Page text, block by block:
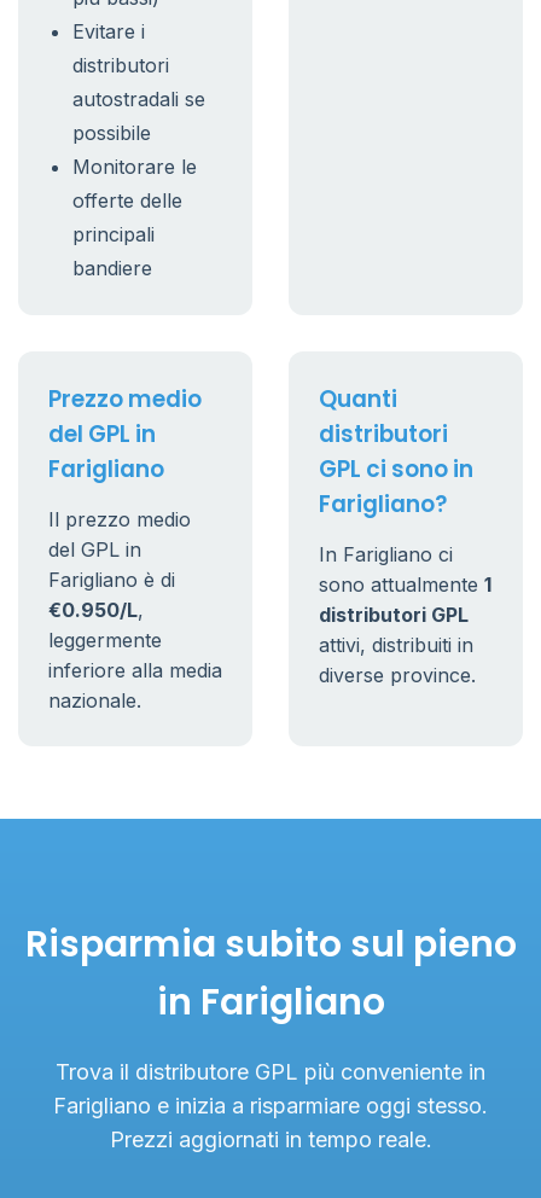
Evitare i
distributori
autostradali se
possibile
Monitorare le
offerte delle
principali
bandiere
Prezzo medio
del GPL in
Farigliano
Il prezzo medio
del GPL in
Farigliano è di
€0.950/L,
leggermente
inferiore alla media
nazionale.
Quanti
distributori
GPL ci sono in
Farigliano?
In Farigliano ci
sono attualmente 1
distributori GPL
attivi, distribuiti in
diverse province.
Risparmia subito sul pieno
in Farigliano
Trova il distributore GPL più conveniente in
Farigliano e inizia a risparmiare oggi stesso.
Prezzi aggiornati in tempo reale.